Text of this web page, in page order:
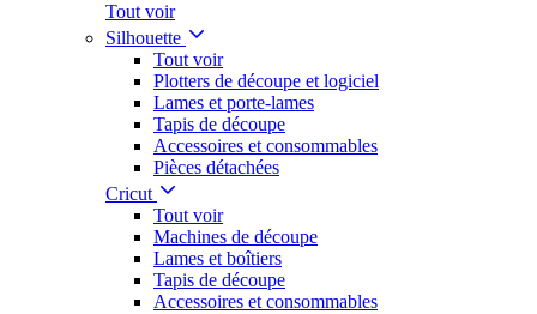
Tout voir
Silhouette
Tout voir
Plotters de découpe et logiciel
Lames et porte-lames
Tapis de découpe
Accessoires et consommables
Pièces détachées
Cricut
Tout voir
Machines de découpe
Lames et boîtiers
Tapis de découpe
Accessoires et consommables